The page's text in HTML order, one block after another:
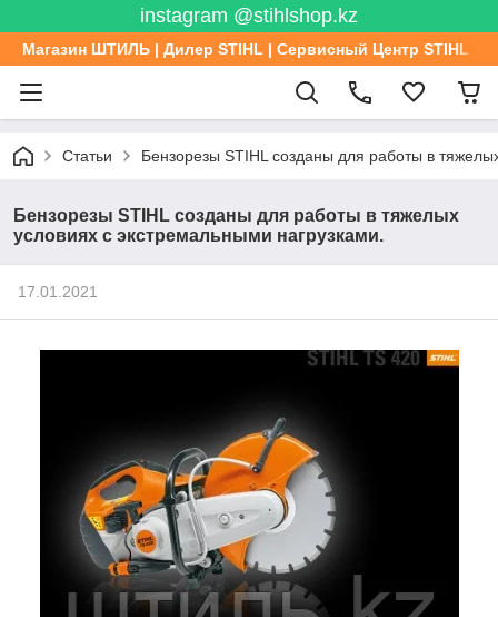
instagram @stihlshop.kz
Магазин ШТИЛЬ | Дилер STIHL | Сервисный Центр STIHL
Статьи Бензорезы STIHL созданы для работы в
Бензорезы STIHL созданы для работы в тяжелых
условиях с экстремальными нагрузками.
17.01.2021